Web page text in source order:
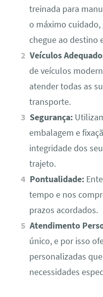
treinada para
o máximo
chegue ao destino
Veículos
de veículos
atender todas as
transporte.
Segurança:
embalagem e
integridade dos
trajeto.
Pontualidade:
tempo e nos
prazos acordados.
Atendimento
único, e por isso
personalizadas
necessidades